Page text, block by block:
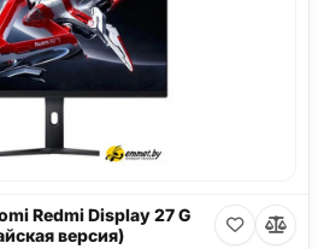
Redmi Display 27 G
версия)